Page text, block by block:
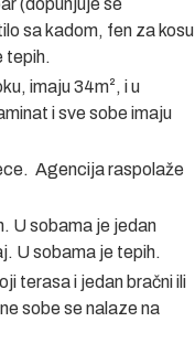
(dopunjuje se
sa kadom, fen za kosu
tepih.
imaju 34m², i u
i sve sobe imaju
Agencija raspolaže
U sobama je jedan
U sobama je tepih.
terasa i jedan bračni ili
sobe se nalaze na